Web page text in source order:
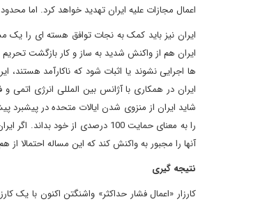
اعمال مجازات علیه ایران تهدید خواهد کرد. اما
ایران نیز باید کمک به نجات توافق هسته ای را یک
ایران هم از واکنش شدید به ساز و کار بازگشت
ها اجرایی نشوند یا اثبات شود که ناکارآمد
ایران در همکاری با آژانس بین المللی انرژی
شاید ایران از منزوی شدن ایالات متحده در
آنها را مجبور به واکنش کند که این مساله احتمالا
نتیجه گیری
کارزار «اعمال فشار حداکثر» واشنگتن اکنون با